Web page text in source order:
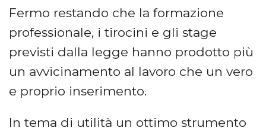
Fermo restando che la formazione
professionale, i tirocini e gli stage
previsti dalla legge hanno prodotto più
un avvicinamento al lavoro che un vero
e proprio inserimento.
In tema di utilità un ottimo strumento